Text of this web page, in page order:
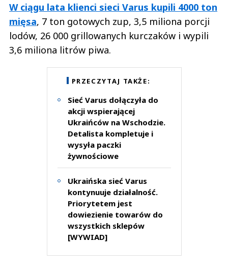
W ciągu lata klienci sieci Varus kupili 4000 ton
mięsa, 7 ton gotowych zup, 3,5 miliona porcji
lodów, 26 000 grillowanych kurczaków i wypili
3,6 miliona litrów piwa.
PRZECZYTAJ TAKŻE:
Sieć Varus dołączyła do
akcji wspierającej
Ukraińców na Wschodzie.
Detalista kompletuje i
wysyła paczki
żywnościowe
Ukraińska sieć Varus
kontynuuje działalność.
Priorytetem jest
dowiezienie towarów do
wszystkich sklepów
[WYWIAD]